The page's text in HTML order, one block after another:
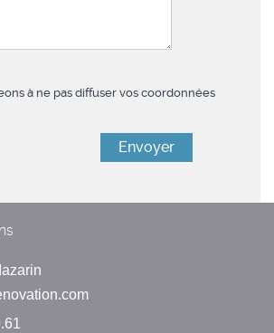
à ne pas diffuser vos coordonnées